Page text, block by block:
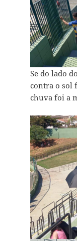
Se do lado
contra o sol
chuva foi a